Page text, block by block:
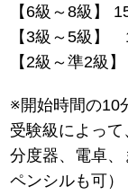
【6級～8級】
【3級～5級】
【2級～準2級
※開始時間の10
受験級によって
分度器、電卓
ペンシルも可）